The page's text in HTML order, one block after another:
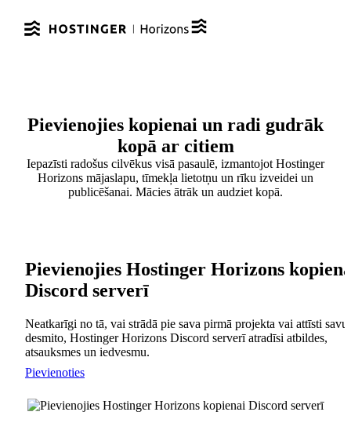
Pievienojies kopienai un radi gudrāk
kopā ar citiem
Iepazīsti radošus cilvēkus visā pasaulē, izmantojot Hostinger
Horizons mājaslapu, tīmekļa lietotņu un rīku izveidei un
publicēšanai. Mācies ātrāk un audziet kopā.
Pievienojies Hostinger Horizons
Discord serverī
Neatkarīgi no tā, vai strādā pie sava pirmā projekta vai attīsti savu
desmito, Hostinger Horizons Discord serverī atradīsi atbildes,
atsauksmes un iedvesmu.
Pievienoties